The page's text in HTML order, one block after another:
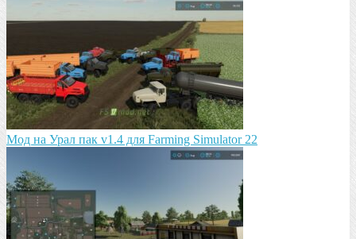
Мод на Урал пак v1.4 для Farming Simulator 22